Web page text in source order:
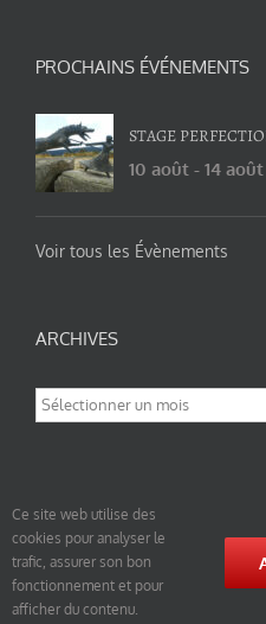
PROCHAINS ÉVÉNEMENTS
STAGE
10 août - 14 août
Voir tous les Évènements
ARCHIVES
Archives
© tao-yin.co © TAO-YIN.fr Georges Charles,
et https://tao-yin.fr/san-yiquan-le-poing-des-
Paternité-Partage des Conditions Initiales à
Ce site web utilise des
cookies pour analyser le
trafic, assurer son bon
fonctionnement et pour
afficher du contenu.